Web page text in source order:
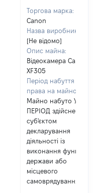
Торгова марка:
Canon
Назва виробника:
[Не відомо]
Опис майна:
Відеокамера Canon
XF305
Період набуття
права на майно:
Майно набуто У
ПЕРІОД здійснення
суб'єктом
декларування
діяльності із
виконання функцій
держави або
місцевого
самоврядування